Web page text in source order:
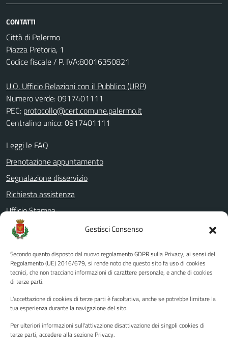
Gestisci Consenso
Secondo quanto disposto dal nuovo regolamento GDPR sulla Privacy, ai sensi del
Regolamento (UE) 2016/679, si rende noto che questo sito fa uso di cookies
tecnici, che non tracciano informazioni di carattere personale, e anche di cookies
di terze parti.
L'accettazione di cookies di terze parti è facoltativa, anche se potrebbe limitare la
tua esperienza durante la navigazione del sito.
Per ulteriori informazioni sull'attivazione disattivazione dei singoli cookies di
terze parti, accedere alla sezione Privacy.
CONTATTI
Città di Palermo
Piazza Pretoria, 1
Codice fiscale / P. IVA:80016350821
U.O. Ufficio Relazioni con il Pubblico (URP)
Numero verde: 0917401111
PEC: protocollo@cert.comune.palermo.it
Centralino unico: 0917401111
Leggi le FAQ
Prenotazione appuntamento
Segnalazione disservizio
Richiesta assistenza
Ufficio Stampa
Amministrazione Trasparente
Albo pretorio
Informativa privacy
Note legali
Piano di miglioramento del sito